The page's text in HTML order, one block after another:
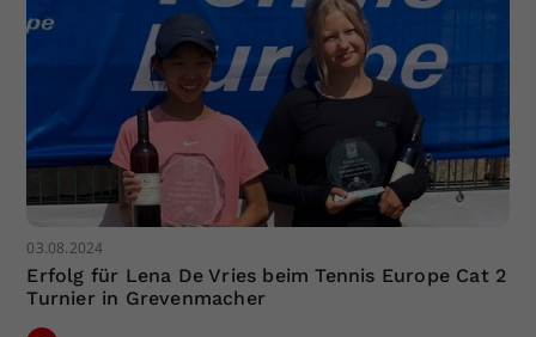
03.08.2024
Erfolg für Lena De Vries beim Tennis Europe Cat 2
Turnier in Grevenmacher